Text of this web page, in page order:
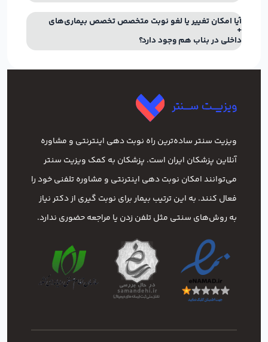
آیا امکان تغییر یا لغو نوبت متخصص تخصص بیماری‌های
داخلی در بناب هم وجود دارد؟
ویزیت سنتر ساده‌ترین راه نوبت‌ دهی اینترنتی و مشاوره
آنلاین پزشکان ایران است. پزشکان به کمک ویزیت سنتر
می‌توانند امکان نوبت دهی اینترنتی و مشاوره تلفنی خود را
فعال کنند. به این ترتیب بیمار برای نوبت گیری از دکتر نیاز
به روش‌های سنتی مثل تلفن زدن یا مراجعه حضوری ندارد.